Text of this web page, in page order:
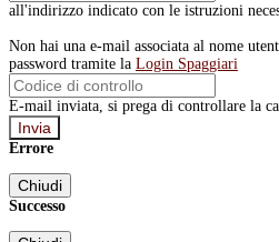
all'indirizzo indicato con le istruzioni
Non hai una e-mail associata al nome
password tramite la Login Spaggiari
E-mail inviata, si prega di controllare la
Errore
Chiudi
Successo